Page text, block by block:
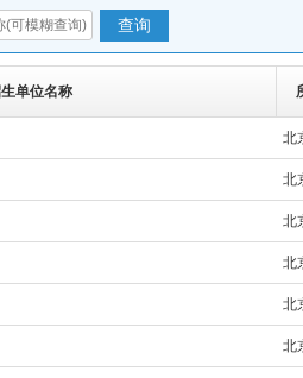
单位名称
北
北
北
北
北
北